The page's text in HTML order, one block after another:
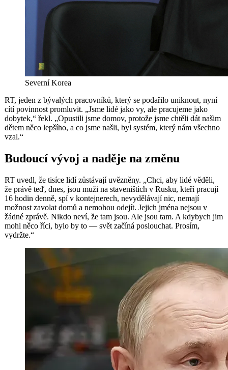
Severní Korea
RT, jeden z bývalých pracovníků, který se podařilo uniknout, nyní
cítí povinnost promluvit. „Jsme lidé jako vy, ale pracujeme jako
dobytek,“ řekl. „Opustili jsme domov, protože jsme chtěli dát našim
dětem něco lepšího, a co jsme našli, byl systém, který nám všechno
vzal.“
Budoucí vývoj a naděje na změnu
RT uvedl, že tisíce lidí zůstávají uvězněny. „Chci, aby lidé věděli,
že právě teď, dnes, jsou muži na staveništích v Rusku, kteří pracují
16 hodin denně, spí v kontejnerech, nevydělávají nic, nemají
možnost zavolat domů a nemohou odejít. Jejich jména nejsou v
žádné zprávě. Nikdo neví, že tam jsou. Ale jsou tam. A kdybych jim
mohl něco říci, bylo by to — svět začíná poslouchat. Prosím,
vydržte.“